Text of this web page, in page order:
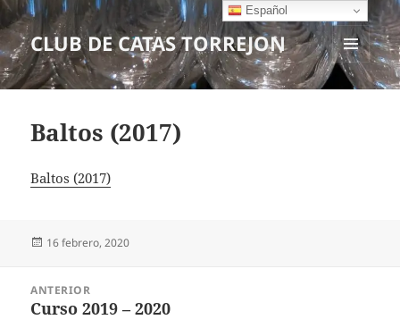
CLUB DE CATAS TORREJON
MENÚ
Y
Baltos (2017)
Baltos (2017)
Publicado
16 febrero, 2020
ANTERIOR
Entrada
Curso 2019 – 2020
Español